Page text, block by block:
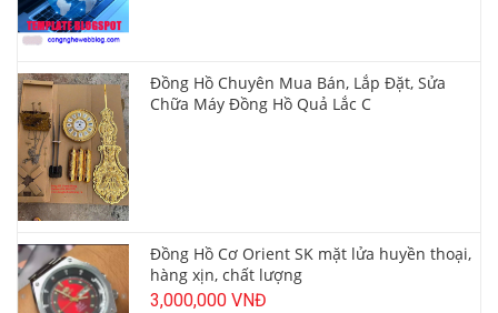
Đồng Hồ Chuyên Mua Bán, Lắp Đặt, Sửa
Chữa Máy Đồng Hồ Quả Lắc C
Đồng Hồ Cơ Orient SK mặt lửa huyền thoại,
hàng xịn, chất lượng
3,000,000 VNĐ